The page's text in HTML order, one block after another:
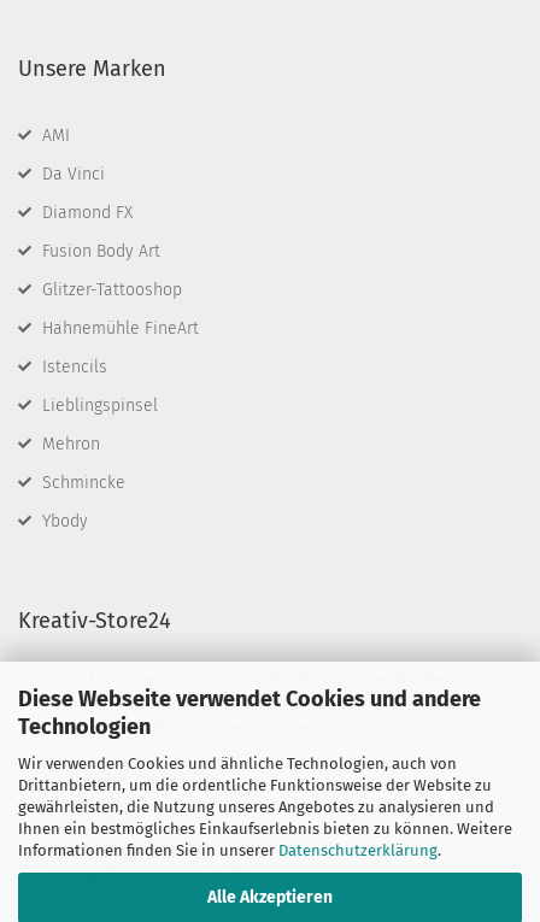
Diese Webseite verwendet Cookies und andere
Technologien
Wir verwenden Cookies und ähnliche Technologien, auch von
Drittanbietern, um die ordentliche Funktionsweise der Website zu
gewährleisten, die Nutzung unseres Angebotes zu analysieren und
Ihnen ein bestmögliches Einkaufserlebnis bieten zu können. Weitere
Informationen finden Sie in unserer Datenschutzerklärung.
Alle Akzeptieren
Unsere Marken
AMI
Da Vinci
Diamond FX
Fusion Body Art
Glitzer-Tattooshop
Hahnemühle FineArt
Istencils
Lieblingspinsel
Mehron
Schmincke
Ybody
Kreativ-Store24
Wir führen Schminkfarben von Diamond FX, Fusion
BodyArt & Mehron sowie Künstlermaterial.
Sie haben Fragen?
telefonisch:
06132-7389580
oder per mail unter:
mail@kreativ-store24.de